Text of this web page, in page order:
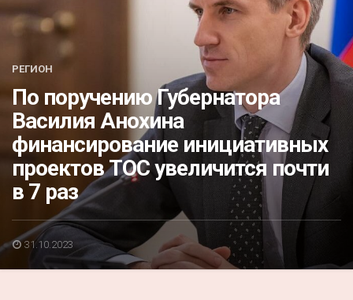
Неожиданный ракурс
Контакты
Акция
К 70-летию районного Дома культуры
Конкурс
Люди родного края
Национальные проекты
РЕГИОН
По поручению Губернатора
Василия Анохина
финансирование инициативных
проектов ТОС увеличится почти
в 7 раз
31.10.2023